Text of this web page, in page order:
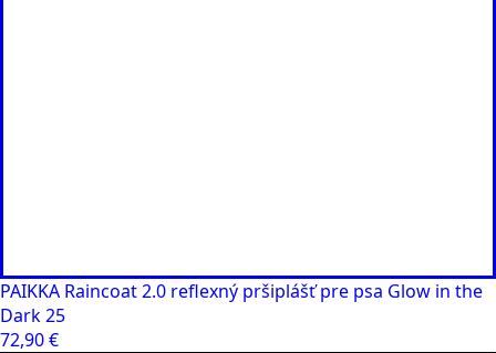
PAIKKA Raincoat 2.0 reflexný pršiplášť pre psa Glow in the
Dark 25
72,90€